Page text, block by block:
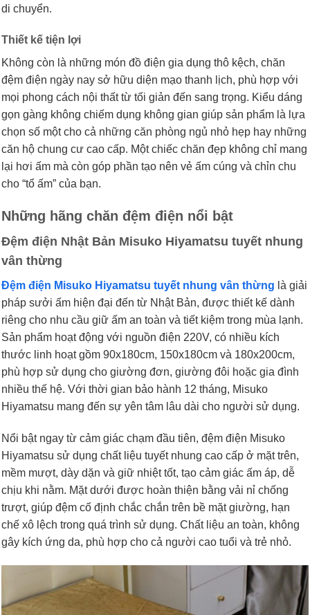
di chuyển.
Thiết kế tiện lợi
Không còn là những món đồ điện gia dụng thô kệch, chăn
đệm điện ngày nay sở hữu diện mạo thanh lịch, phù hợp với
mọi phong cách nội thất từ tối giản đến sang trọng. Kiểu dáng
gọn gàng không chiếm dụng không gian giúp sản phẩm là lựa
chọn số một cho cả những căn phòng ngủ nhỏ hẹp hay những
căn hộ chung cư cao cấp. Một chiếc chăn đẹp không chỉ mang
lại hơi ấm mà còn góp phần tạo nên vẻ ấm cúng và chỉn chu
cho “tổ ấm” của bạn.
Những hãng chăn đệm điện nổi bật
Đệm điện Nhật Bản Misuko Hiyamatsu tuyết nhung
vân thừng
Đệm điện Misuko Hiyamatsu tuyết nhung vân thừng là giải
pháp sưởi ấm hiện đại đến từ Nhật Bản, được thiết kế dành
riêng cho nhu cầu giữ ấm an toàn và tiết kiệm trong mùa lạnh.
Sản phẩm hoạt động với nguồn điện 220V, có nhiều kích
thước linh hoạt gồm 90x180cm, 150x180cm và 180x200cm,
phù hợp sử dụng cho giường đơn, giường đôi hoặc gia đình
nhiều thế hệ. Với thời gian bảo hành 12 tháng, Misuko
Hiyamatsu mang đến sự yên tâm lâu dài cho người sử dụng.
Nổi bật ngay từ cảm giác chạm đầu tiên, đệm điện Misuko
Hiyamatsu sử dụng chất liệu tuyết nhung cao cấp ở mặt trên,
mềm mượt, dày dặn và giữ nhiệt tốt, tạo cảm giác ấm áp, dễ
chịu khi nằm. Mặt dưới được hoàn thiện bằng vải nỉ chống
trượt, giúp đệm cố định chắc chắn trên bề mặt giường, hạn
chế xô lệch trong quá trình sử dụng. Chất liệu an toàn, không
gây kích ứng da, phù hợp cho cả người cao tuổi và trẻ nhỏ.